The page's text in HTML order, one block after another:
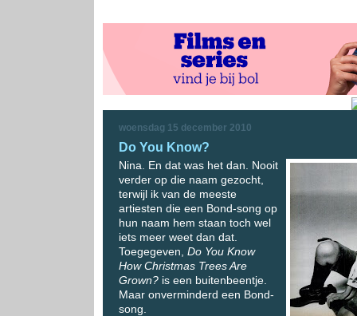
woensdag 15 december 2010
Do You Know?
Nina. En dat was het dan. Nooit
verder op die naam gezocht,
terwijl ik van de meeste
artiesten die een Bond-song op
hun naam hem staan toch wel
iets meer weet dan dat.
Toegegeven, Do You Know
How Christmas Trees Are
Grown? is een buitenbeentje.
Maar onverminderd een Bond-
song.